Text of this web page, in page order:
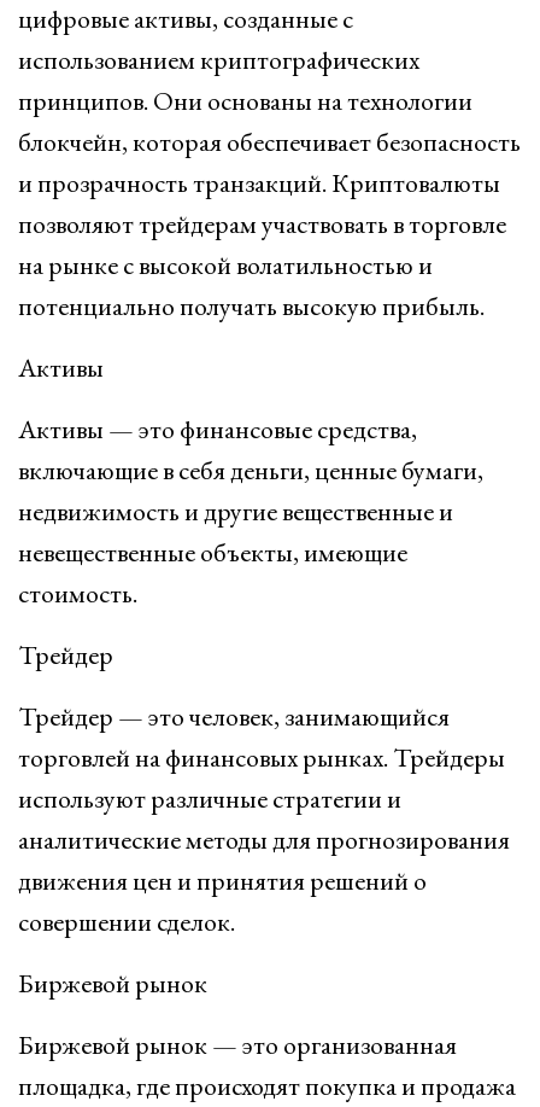
цифровые активы, созданные с
использованием криптографических
принципов. Они основаны на технологии
блокчейн, которая обеспечивает безопасность
и прозрачность транзакций. Криптовалюты
позволяют трейдерам участвовать в торговле
на рынке с высокой волатильностью и
потенциально получать высокую прибыль.
Активы
Активы — это финансовые средства,
включающие в себя деньги, ценные бумаги,
недвижимость и другие вещественные и
невещественные объекты, имеющие
стоимость.
Трейдер
Трейдер — это человек, занимающийся
торговлей на финансовых рынках. Трейдеры
используют различные стратегии и
аналитические методы для прогнозирования
движения цен и принятия решений о
совершении сделок.
Биржевой рынок
Биржевой рынок — это организованная
площадка, где происходят покупка и продажа